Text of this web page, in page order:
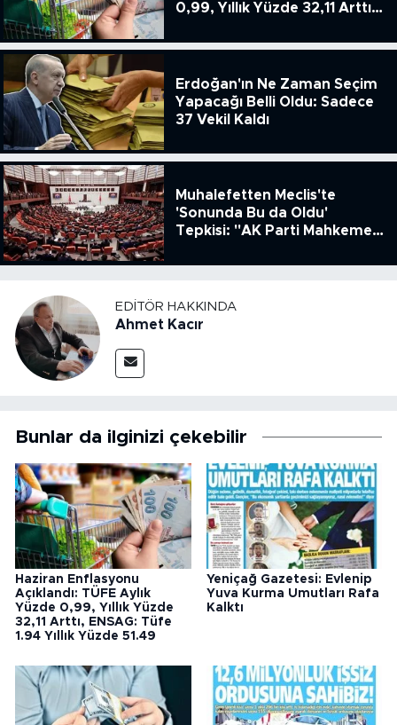
0,99, Yıllık Yüzde 32,11 Arttı,
51.49
Erdoğan'ın Ne Zaman Seçim
Yapacağı Belli Oldu: Sadece
37 Vekil Kaldı
Muhalefetten Meclis'te
'Sonunda Bu da Oldu'
Tepkisi: "AK Parti Mahkeme
Kanun Çıkardı"
EDITÖR HAKKINDA
Ahmet Kacır
Bunlar da ilginizi çekebilir
Haziran Enflasyonu
Açıklandı: TÜFE Aylık
Yüzde 0,99, Yıllık Yüzde
32,11 Arttı, ENSAG: Tüfe
1.94 Yıllık Yüzde 51.49
Yeniçağ Gazetesi: Evlenip
Yuva Kurma Umutları Rafa
Kalktı